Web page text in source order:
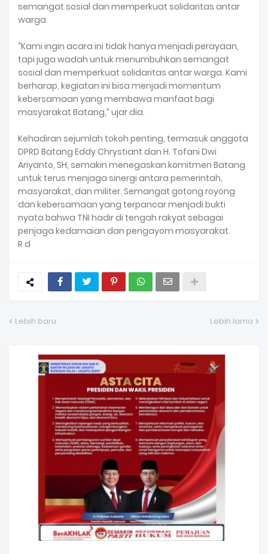
semangat sosial dan memperkuat solidaritas antar
warga.
“Kami ingin acara ini tidak hanya menjadi perayaan,
tapi juga wadah untuk menumbuhkan semangat
sosial dan memperkuat solidaritas antar warga. Kami
berharap, kegiatan ini bisa menjadi momentum
kebersamaan yang membawa manfaat bagi
masyarakat Batang,” ujar dia.
Kehadiran sejumlah tokoh penting, termasuk anggota
DPRD Batang Eddy Chrystiant dan H. Tofani Dwi
Ariyanto, SH, semakin menegaskan komitmen Batang
untuk terus menjaga sinergi antara pemerintah,
masyarakat, dan militer. Semangat gotong royong
dan kebersamaan yang terpancar menjadi bukti
nyata bahwa TNI hadir di tengah rakyat sebagai
penjaga kedamaian dan pengayom masyarakat.
R d
Lebih baru Lebih lama